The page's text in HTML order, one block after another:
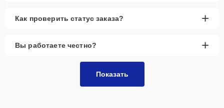
Как проверить статус заказа? +
Вы работаете честно? +
Показать